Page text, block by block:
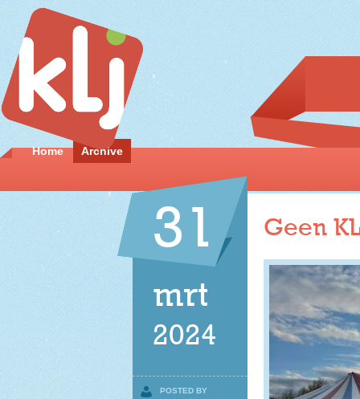
Home Archive
31
mrt
2024
POSTED BY
Geen